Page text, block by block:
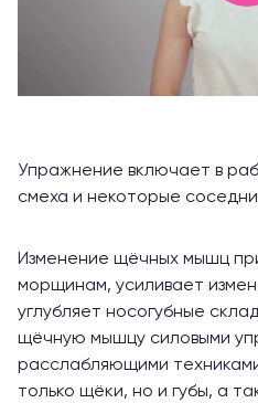
Упражнение включает в
смеха и некоторые
Изменение щёчных мышц
морщинам, усиливает
углубляет носогубные
щёчную мышцу силовыми
расслабляющими
только щёки, но и губы, а